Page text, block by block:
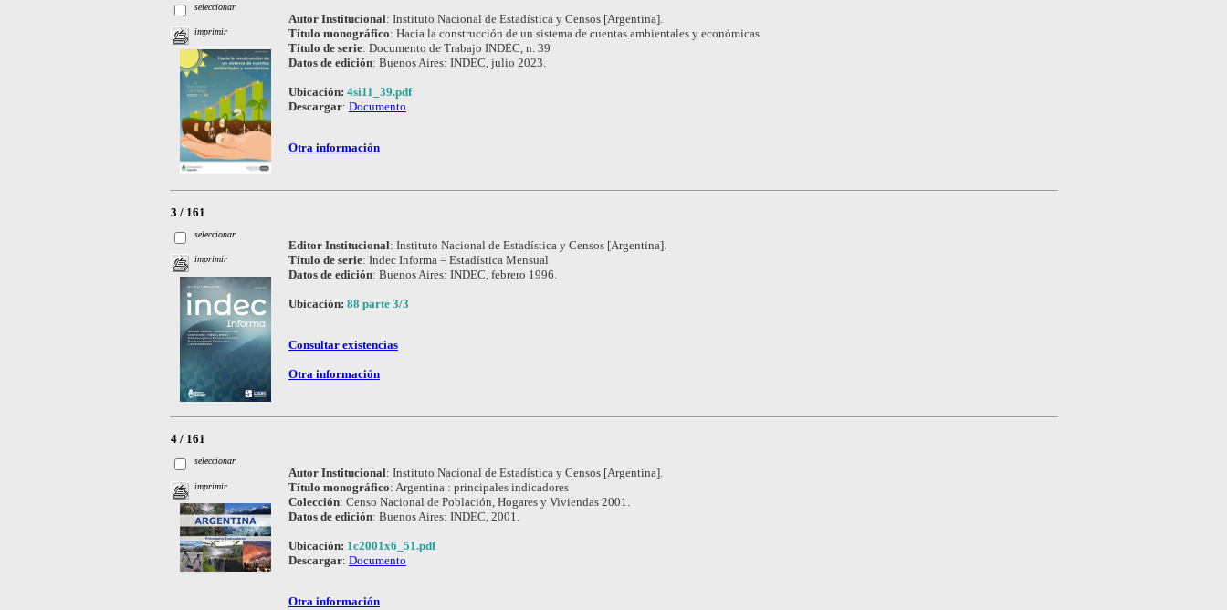
seleccionar
imprimir
Autor Institucional: Instituto Nacional de Estadística y Censos [Argentina].
Título monográfico: Hacia la construcción de un sistema de cuentas ambientales y económicas
Título de serie: Documento de Trabajo INDEC, n. 39
Datos de edición: Buenos Aires: INDEC, julio 2023.
Ubicación: 4si11_39.pdf
Descargar: Documento
Otra información
3 / 161
seleccionar
imprimir
Editor Institucional: Instituto Nacional de Estadística y Censos [Argentina].
Título de serie: Indec Informa = Estadística Mensual
Datos de edición: Buenos Aires: INDEC, febrero 1996.
Ubicación: 88 parte 3/3
Consultar existencias
Otra información
4 / 161
seleccionar
imprimir
Autor Institucional: Instituto Nacional de Estadística y Censos [Argentina].
Título monográfico: Argentina : principales indicadores
Colección: Censo Nacional de Población, Hogares y Viviendas 2001.
Datos de edición: Buenos Aires: INDEC, 2001.
Ubicación: 1c2001x6_51.pdf
Descargar: Documento
Otra información